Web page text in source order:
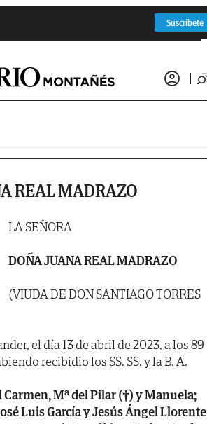
Suscríbete
REAL MADRAZO
LA SEÑORA
DOÑA JUANA REAL MADRAZO
(VIUDA DE DON SANTIAGO TORRES
el día 13 de abril de 2023, a los 89
recibidio los SS. SS. y la B. A.
Carmen, Mª del Pilar (†) y Manuela;
Luis García y Jesús Ángel